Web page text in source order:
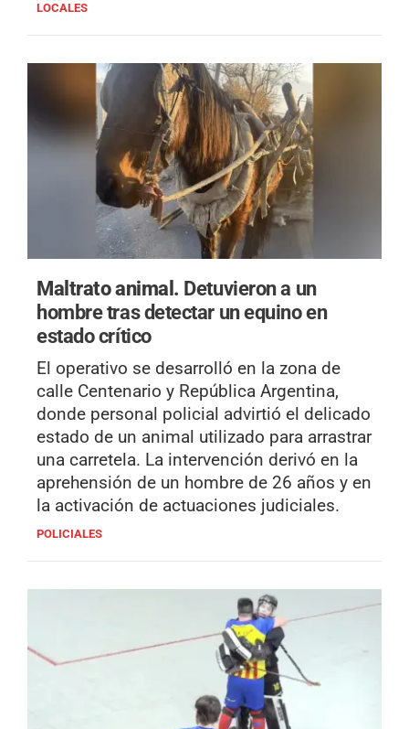
LOCALES
Maltrato animal. Detuvieron a un
hombre tras detectar un equino en
estado crítico
El operativo se desarrolló en la zona de
calle Centenario y República Argentina,
donde personal policial advirtió el delicado
estado de un animal utilizado para arrastrar
una carretela. La intervención derivó en la
aprehensión de un hombre de 26 años y en
la activación de actuaciones judiciales.
POLICIALES